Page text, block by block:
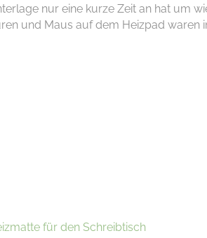
nur eine kurze Zeit an hat um
und Maus auf dem Heizpad waren
für den Schreibtisch